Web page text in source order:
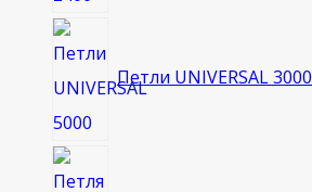
Петли UNIVERSAL 3000